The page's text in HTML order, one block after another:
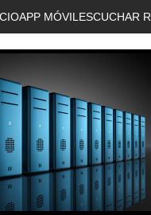
APP MÓVIL ESCUCHAR